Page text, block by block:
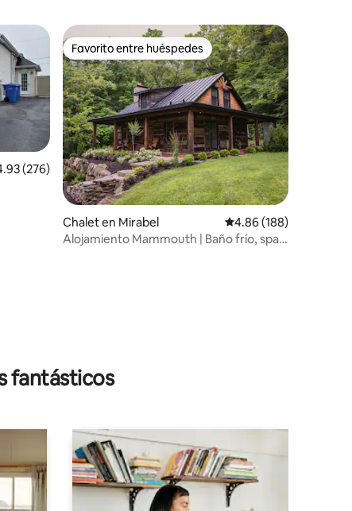
promedio: 4.93 de 5; 276 evaluaciones
(276)
Favorito entre huéspedes
Favorito entre huéspedes
Chalet en Mirabel Calificación promedio:
4.86 (188)
Alojamiento Mammouth | Baño frío, spa y
fantásticos